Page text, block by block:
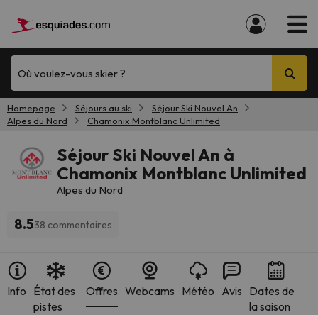
Où voulez-vous skier ?
Homepage Séjours au ski
Séjour Ski Nouvel An
Alpes du Nord
Chamonix Montblanc Unlimited
Séjour Ski Nouvel An à
Chamonix Montblanc Unlimited
Alpes du Nord
8.538 commentaires
Info État des
pistes
Offres Webcams Météo Avis Dates de
la saison